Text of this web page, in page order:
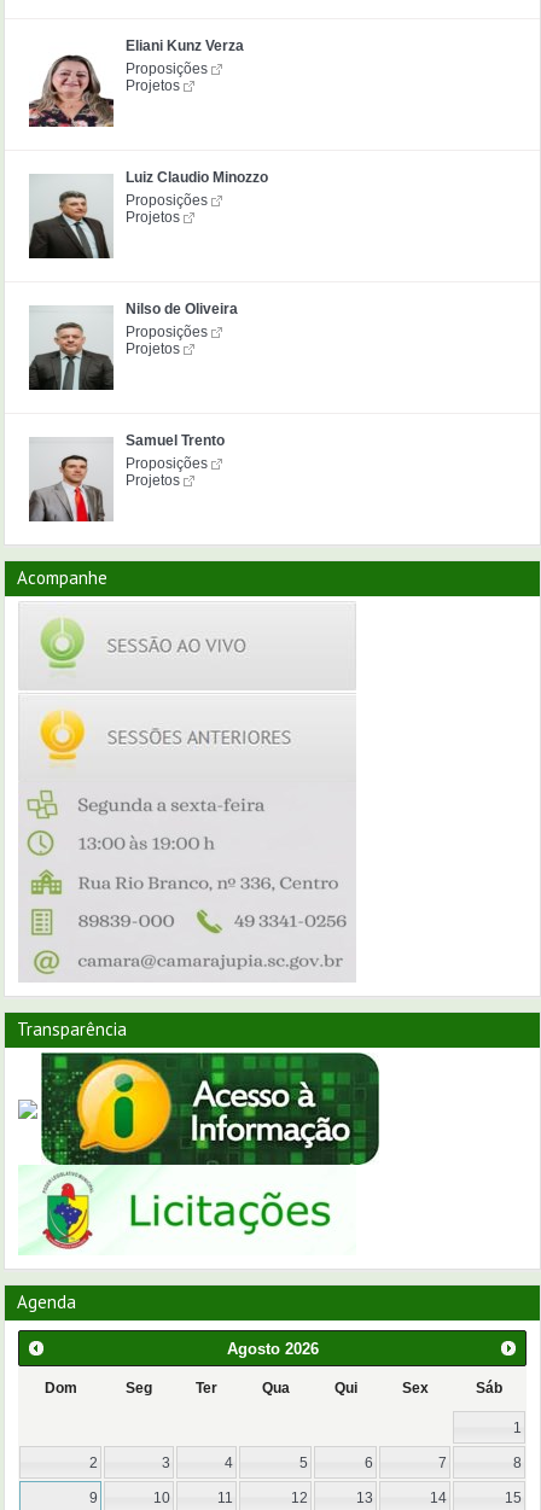
Eliani Kunz Verza
Proposições
Projetos
Luiz Claudio Minozzo
Proposições
Projetos
Nilso de Oliveira
Proposições
Projetos
Samuel Trento
Proposições
Projetos
Acompanhe
Transparência
Agenda
Agosto 2026
Dom Seg Ter Qua Qui Sex Sáb
1
2 3 4 5 6 7 8
9 10 11 12 13 14 15